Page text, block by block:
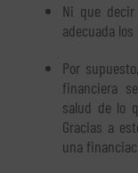
Ni que
adecuada
Por
financiera
salud de lo
Gracias a
una